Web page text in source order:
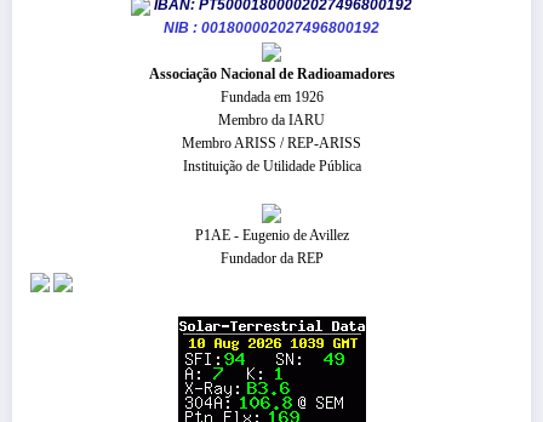
IBAN: PT50001800002027496800192
NIB : 001800002027496800192
​Associação Nacional de Radioamadores
Fundada em 1926
Membro da IARU
Membro ARISS / REP-ARISS
Instituição de Utilidade Pública
P1AE - Eugenio de Avillez
Fundador da REP